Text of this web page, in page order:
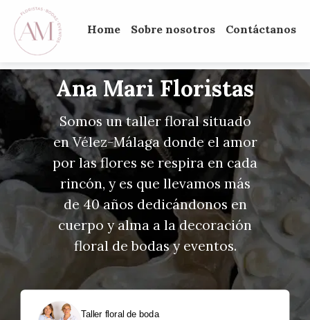
Home Sobre nosotros Contáctanos
Ana Mari Floristas
Somos un taller floral situado
en Vélez-Málaga donde el amor
por las flores se respira en cada
rincón, y es que llevamos más
de 40 años dedicándonos en
cuerpo y alma a la decoración
floral de bodas y eventos.
Taller floral de boda